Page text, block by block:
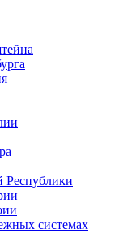
Республики
системах